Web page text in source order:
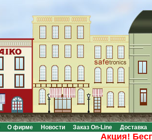
О фирме Новости Заказ On-Line Доставка
Акция!